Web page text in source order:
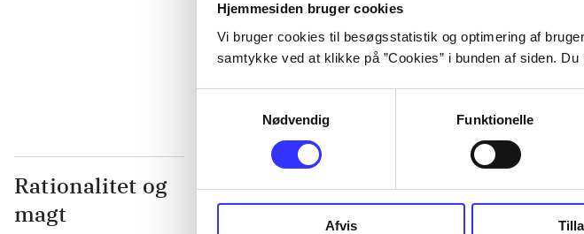
Hjemmesiden bruger cookies
Vi bruger cookies til besøgsstatistik og optimering af
samtykke ved at klikke på ”Cookies” i bunden af siden.
Nødvendig
Funktionelle
Afvis
...
Rationalitet og
magt